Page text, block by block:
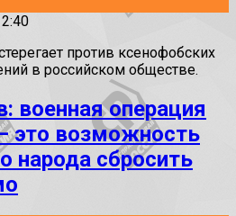
против ксенофобских
в российском обществе.
военная операция
это возможность
народа сбросить